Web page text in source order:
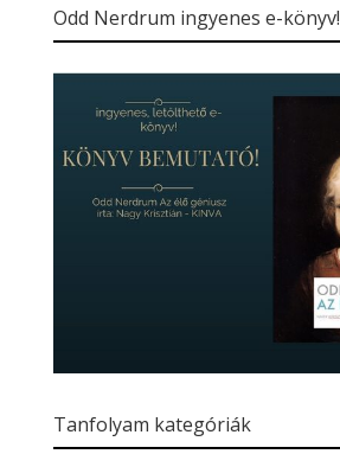
Odd Nerdrum ingyenes e-könyv!
Tanfolyam kategóriák